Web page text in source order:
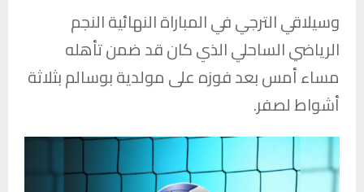
وسيلاقي الترجي في المباراة النهائيةالنجم
الرياضي الساحليالذي كان قد ضمن تأهله
مساء أمس بعد فوزه علىمولدية بوسالمبثلاثة
أشواط لصفر.